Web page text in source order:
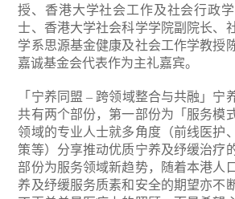
授、香港大学社会工作及社会行政
士、香港大学社会科学学院副院长、
学系思源基金健康及社会工作学教授
嘉诚基金会代表作为主礼嘉宾。
「宁养同盟 – 跨领域整合与共融」宁
共有两个部份，第一部份为「服务模
领域的专业人士就多角度（前线医护
策等）分享推动优质宁养及纾缓治疗
部份为服务领域新趋势，随着本港人
养及纾缓服务质素和安全的期望亦不